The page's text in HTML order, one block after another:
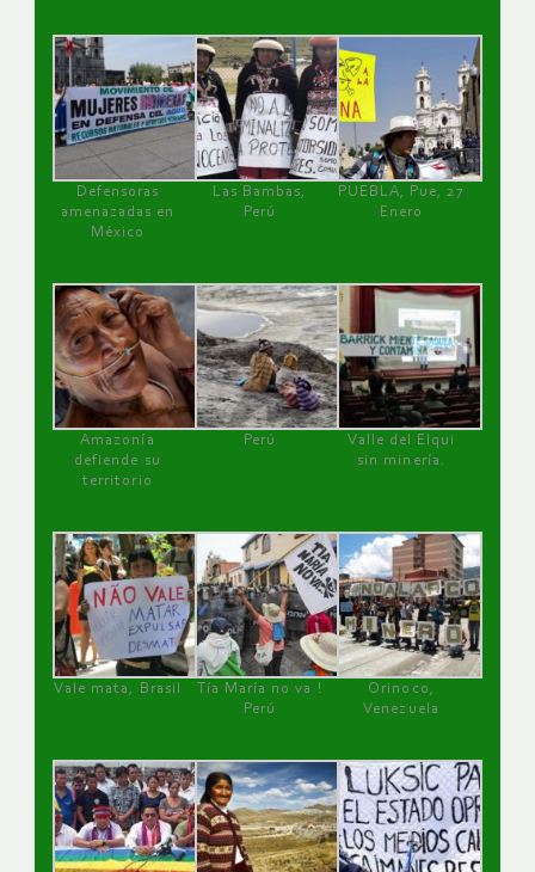
Defensoras
amenazadas en
México
Las Bambas,
Perú
PUEBLA, Pue, 27
Enero
Amazonía
defiende su
territorio
Perú
Valle del Elqui
sin minería.
Vale mata, Brasil
Tía María no va !
Perú
Orinoco,
Venezuela